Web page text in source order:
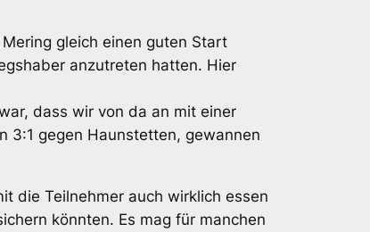
gleich einen guten Start
anzutreten hatten. Hier
dass wir von da an mit einer
3:1 gegen Haunstetten, gewannen
die Teilnehmer auch wirklich essen
könnten. Es mag für manchen